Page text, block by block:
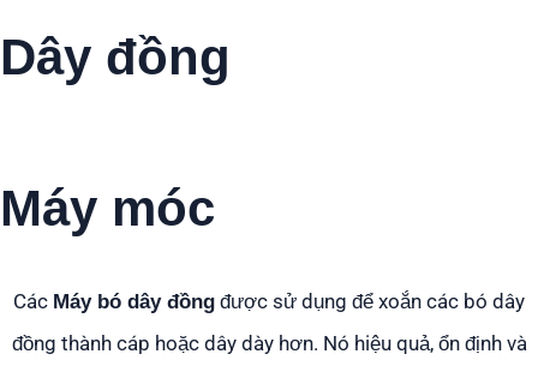
Dây đồng
Máy móc
Các Máy bó dây đồng được sử dụng để xoắn các bó dây
đồng thành cáp hoặc dây dày hơn. Nó hiệu quả, ổn định và